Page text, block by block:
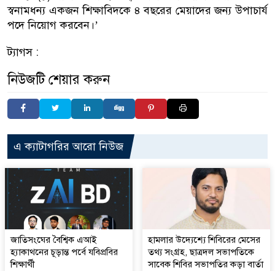
স্বনামধন্য একজন শিক্ষাবিদকে ৪ বছরের মেয়াদের জন্য উপাচার্য
পদে নিয়োগ করবেন।’
ট্যাগস :
নিউজটি শেয়ার করুন
এ ক্যাটাগরির আরো নিউজ
জাতিসংঘের বৈশ্বিক এআই
হ্যাকাথনের চূড়ান্ত পর্বে যবিপ্রবির
শিক্ষার্থী
হামলার উদ্যেশ্যে শিবিরের মেসের
তথ্য সংগ্রহ, ছাত্রদল সভাপতিকে
সাবেক শিবির সভাপতির কড়া বার্তা